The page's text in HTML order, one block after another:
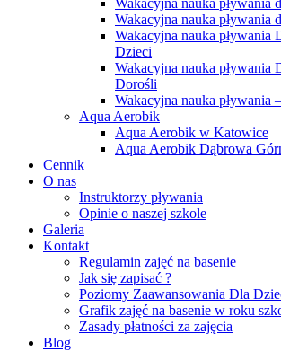
Wakacyjna nauka pływania
Wakacyjna nauka pływania
Wakacyjna nauka pływania
Dzieci
Wakacyjna nauka pływania
Dorośli
Wakacyjna nauka pływania
Aqua Aerobik
Aqua Aerobik w Katowice
Aqua Aerobik Dąbrowa
Cennik
O nas
Instruktorzy pływania
Opinie o naszej szkole
Galeria
Kontakt
Regulamin zajęć na basenie
Jak się zapisać ?
Poziomy Zaawansowania Dla
Grafik zajęć na basenie w roku
Zasady płatności za zajęcia
Blog